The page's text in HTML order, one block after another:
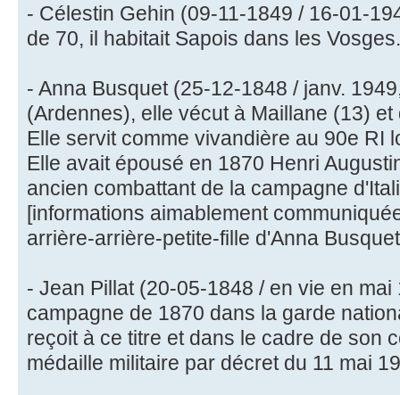
- Célestin Gehin (09-11-1849 / 16-01-
de 70, il habitait Sapois dans les Vosges.
- Anna Busquet (25-12-1848 / janv.
(Ardennes), elle vécut à Maillane (13)
Elle servit comme vivandière au 90e RI
Elle avait épousé en 1870 Henri
ancien combattant de la campagne
[informations aimablement
arrière-arrière-petite-fille d'Anna
- Jean Pillat (20-05-1848 / en vie en
campagne de 1870 dans la garde
reçoit à ce titre et dans le cadre de son
médaille militaire par décret du 11 mai